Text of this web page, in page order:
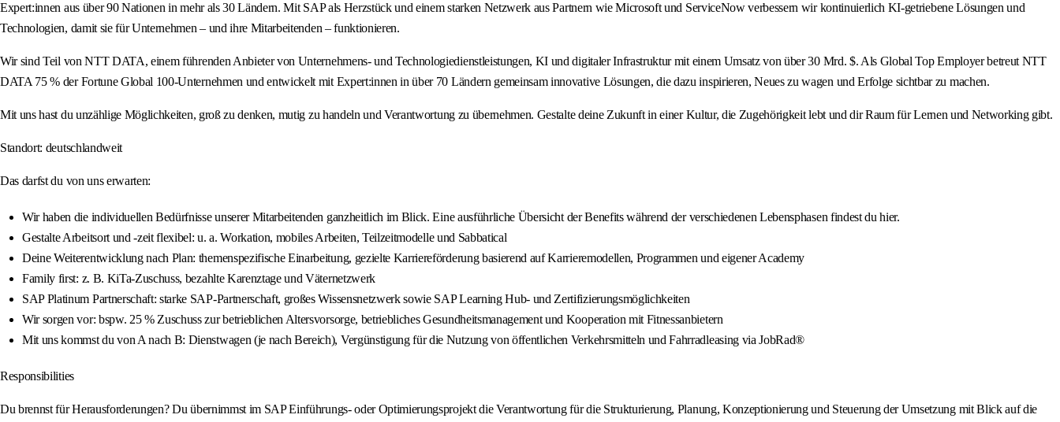
Expert:innen aus über 90 Nationen in mehr als 30 Ländern. Mit SAP als Herzstück und einem starken Netzwerk aus Partnern wie Microsoft und ServiceNow verbessern wir kontinuierlich KI-getriebene Lösungen und
Technologien, damit sie für Unternehmen – und ihre Mitarbeitenden – funktionieren.
Wir sind Teil von NTT DATA, einem führenden Anbieter von Unternehmens- und Technologiedienstleistungen, KI und digitaler Infrastruktur mit einem Umsatz von über 30 Mrd. $. Als Global Top Employer betreut NTT
DATA 75 % der Fortune Global 100-Unternehmen und entwickelt mit Expert:innen in über 70 Ländern gemeinsam innovative Lösungen, die dazu inspirieren, Neues zu wagen und Erfolge sichtbar zu machen.
Mit uns hast du unzählige Möglichkeiten, groß zu denken, mutig zu handeln und Verantwortung zu übernehmen. Gestalte deine Zukunft in einer Kultur, die Zugehörigkeit lebt und dir Raum für Lernen und Networking gibt.
Standort: deutschlandweit
Das darfst du von uns erwarten:
Wir haben die individuellen Bedürfnisse unserer Mitarbeitenden ganzheitlich im Blick. Eine ausführliche Übersicht der Benefits während der verschiedenen Lebensphasen findest du hier.
Gestalte Arbeitsort und -zeit flexibel: u. a. Workation, mobiles Arbeiten, Teilzeitmodelle und Sabbatical
Deine Weiterentwicklung nach Plan: themenspezifische Einarbeitung, gezielte Karriereförderung basierend auf Karrieremodellen, Programmen und eigener Academy
Family first: z. B. KiTa-Zuschuss, bezahlte Karenztage und Väternetzwerk
SAP Platinum Partnerschaft: starke SAP-Partnerschaft, großes Wissensnetzwerk sowie SAP Learning Hub- und Zertifizierungsmöglichkeiten
Wir sorgen vor: bspw. 25 % Zuschuss zur betrieblichen Altersvorsorge, betriebliches Gesundheitsmanagement und Kooperation mit Fitnessanbietern
Mit uns kommst du von A nach B: Dienstwagen (je nach Bereich), Vergünstigung für die Nutzung von öffentlichen Verkehrsmitteln und Fahrradleasing via JobRad®
Responsibilities
Du brennst für Herausforderungen? Du übernimmst im SAP Einführungs- oder Optimierungsprojekt die Verantwortung für die Strukturierung, Planung, Konzeptionierung und Steuerung der Umsetzung mit Blick auf die